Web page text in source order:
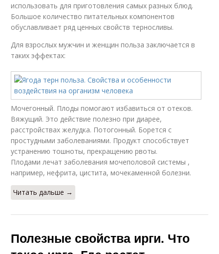
использовать для приготовления самых разных блюд.
Большое количество питательных компонентов
обуславливает ряд ценных свойств терносливы.
Для взрослых мужчин и женщин польза заключается в
таких эффектах:
Мочегонный. Плоды помогают избавиться от отеков.
Вяжущий. Это действие полезно при диарее,
расстройствах желудка. Потогонный. Борется с
простудными заболеваниями. Продукт способствует
устранению тошноты, прекращению рвоты.
Плодами лечат заболевания мочеполовой системы ,
например, нефрита, цистита, мочекаменной болезни.
Читать дальше →
Полезные свойства ирги. Что